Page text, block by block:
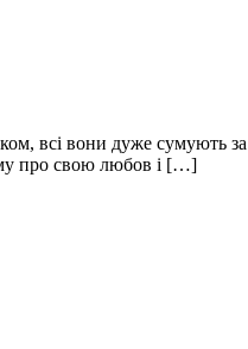
всі вони дуже сумують
про свою любов і […]